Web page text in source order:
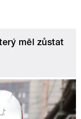
měl zůstat